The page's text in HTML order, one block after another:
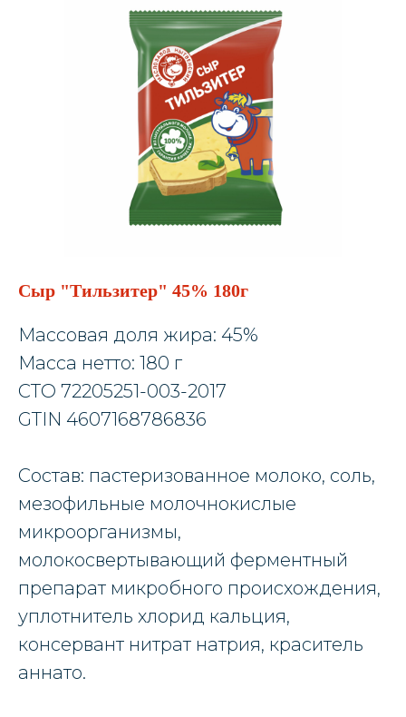
Сыр "Тильзитер" 45% 180г
Массовая доля жира: 45%
Масса нетто: 180 г
СТО 72205251-003-2017
GTIN 4607168786836
Состав: пастеризованное молоко, соль,
мезофильные молочнокислые
микроорганизмы,
молокосвертывающий ферментный
препарат микробного происхождения,
уплотнитель хлорид кальция,
консервант нитрат натрия, краситель
аннато.